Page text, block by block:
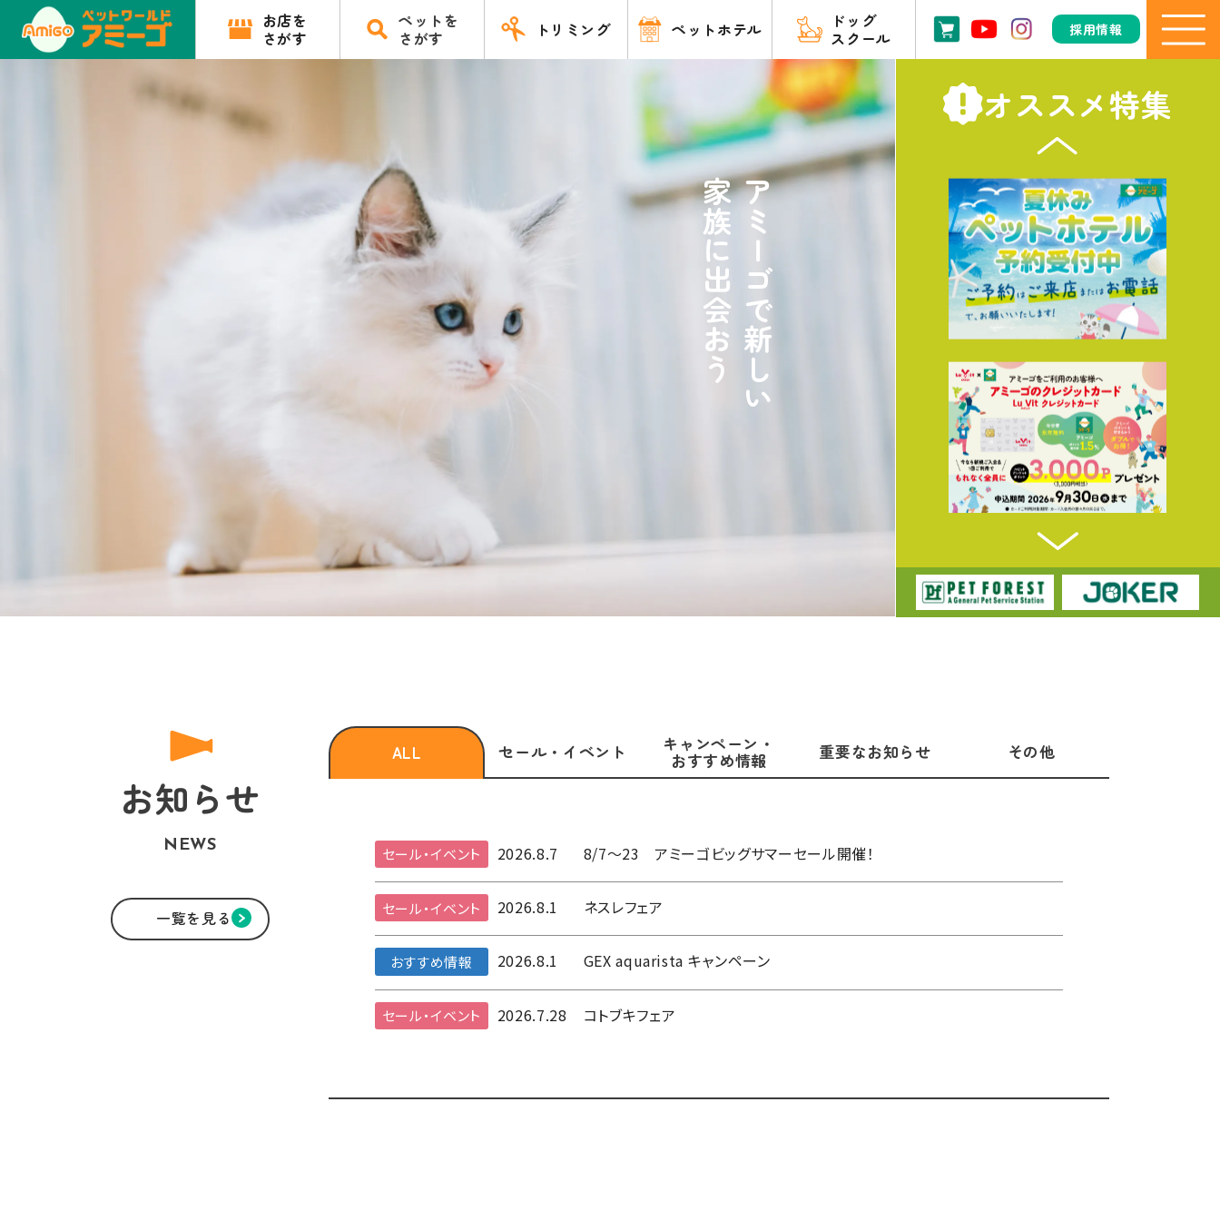
お店を
さがす
ペットを
さがす
トリミング ペットホテル
ドッグ
スクール
採用情報
アミーゴで新しい
オススメ特集
お知らせ
NEWS
一覧を見る
ALL セール・ イベント キャンペーン・
おすすめ情報 重要なお知らせ その他
セール・イベント 2026.8.7 8/7～23 アミーゴビッグサマーセール開催！
セール・イベント 2026.8.1 ネスレフェア
おすすめ情報 2026.8.1 GEX aquarista キャンペーン
セール・イベント 2026.7.28 コトブキフェア